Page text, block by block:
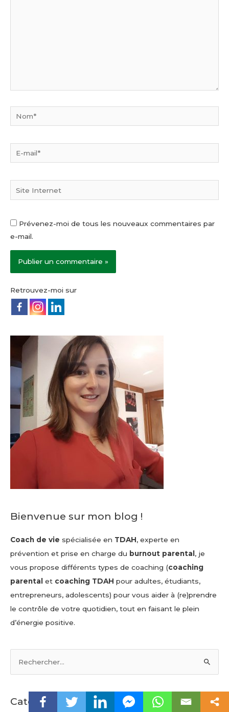
mail*
Site
Internet
Prévenez-moi de tous les nouveaux commentaires par
e-mail.
Retrouvez-moi sur
Bienvenue sur mon blog !
Coach de vie spécialisée en TDAH, experte en
prévention et prise en charge du burnout parental , je
vous propose différents types de coaching (coaching
parental et coaching TDAH pour adultes, étudiants,
entrepreneurs, adolescents) pour vous aider à (re)prendre
le contrôle de votre quotidien, tout en faisant le plein
d’énergie positive.
h
Catégories